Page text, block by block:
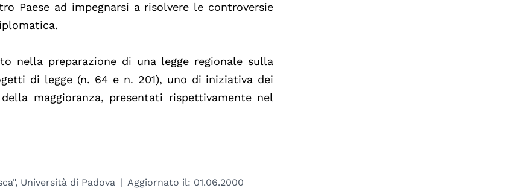
Paese ad impegnarsi a risolvere le controversie
nella preparazione di una legge regionale sulla
di legge (n. 64 e n. 201), uno di iniziativa dei
maggioranza, presentati rispettivamente nel
Università di Padova Aggiornato il: 01.06.2000